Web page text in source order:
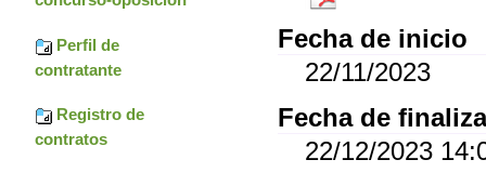
Perfil de
contratante
Registro de
contratos
Fecha de inicio
22/11/2023
Fecha de
22/12/2023